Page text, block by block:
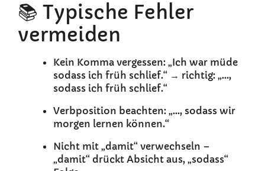
📚 Typische Fehler
vermeiden
Kein Komma vergessen: „Ich war müde
sodass ich früh schlief.“ → richtig: „...,
sodass ich früh schlief.“
Verbposition beachten: „..., sodass wir
morgen lernen können.“
Nicht mit „damit“ verwechseln –
„damit“ drückt Absicht aus, „sodass“